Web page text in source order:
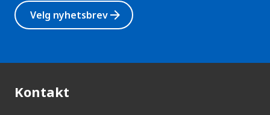
Velg nyhetsbrevarrow_forward
Kontakt